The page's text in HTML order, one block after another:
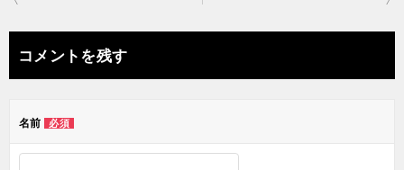
ナ
ビ
ー
コメントを残す
名前 必須